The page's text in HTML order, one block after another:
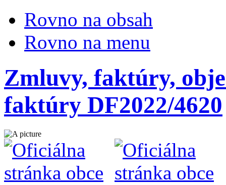
Rovno na obsah
Rovno na menu
Zmluvy, faktúry,
faktúry DF2022/4620